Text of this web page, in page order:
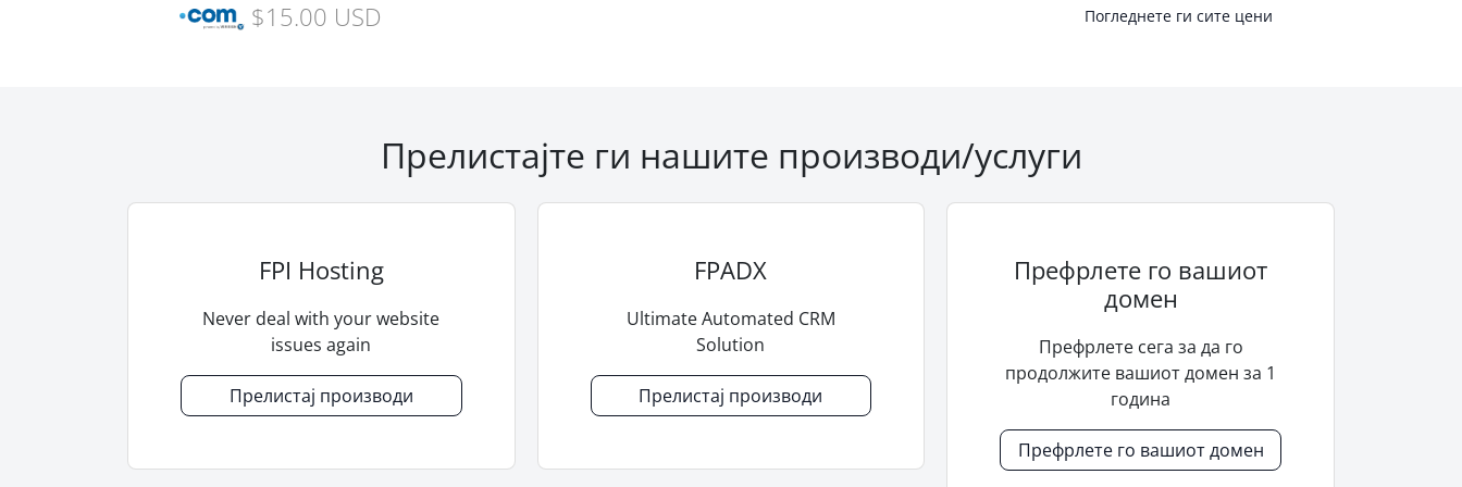
$15.00 USD Погледнете ги сите цени
Прелистајте ги нашите производи/услуги
FPI Hosting
Never deal with your website
issues again
Прелистај производи
FPADX
Ultimate Automated CRM
Solution
Прелистај производи
Префрлете го вашиот
домен
Префрлете сега за да го
продолжите вашиот домен за 1
година
Префрлете го вашиот домен